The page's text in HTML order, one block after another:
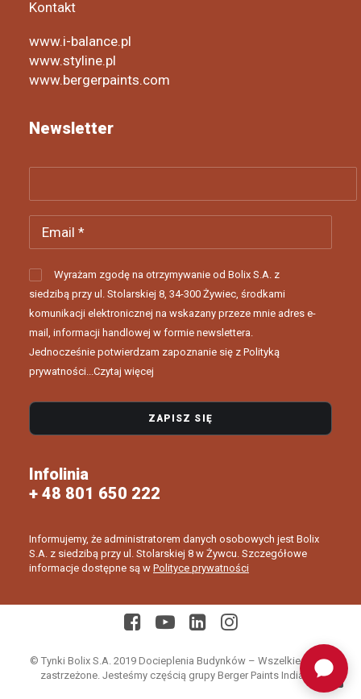
Kontakt
www.i-balance.pl
www.styline.pl
www.bergerpaints.com
Newsletter
Wyrażam zgodę na otrzymywanie od Bolix S.A. z
siedzibą przy ul. Stolarskiej 8, 34-300 Żywiec, środkami
komunikacji elektronicznej na wskazany przeze mnie adres e-
mail, informacji handlowej w formie newslettera.
Jednocześnie potwierdzam zapoznanie się z Polityką
prywatności...Czytaj więcej
Infolinia
+ 48 801 650 222
Informujemy, że administratorem danych osobowych jest Bolix
S.A. z siedzibą przy ul. Stolarskiej 8 w Żywcu. Szczegółowe
informacje dostępne są w Polityce prywatności
© Tynki Bolix S.A. 2019 Docieplenia Budynków – Wszelkie prawa
zastrzeżone. Jesteśmy częścią grupy Berger Paints India Ltd